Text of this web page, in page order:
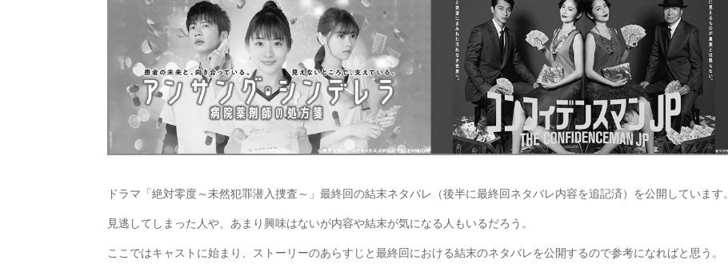
ドラマ「絶対零度～未然犯罪潜入捜査～」最終回の結末ネタバレ（後半に最終回ネタバレ内容を追記済）を公開しています。
見逃してしまった人や、あまり興味はないが内容や結末が気になる人もいるだろう。
ここではキャストに始まり、ストーリーのあらすじと最終回における結末のネタバレを公開するので参考になればと思う。